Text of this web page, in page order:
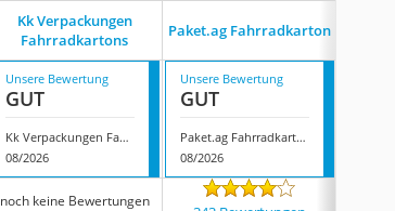
Kk Verpackungen
Fahrradkartons
Paket.ag Fahrradkarton
Unsere Bewertung
GUT
Kk Verpackungen Fahrradkartons
08/2026
Unsere Bewertung
GUT
Paket.ag Fahrradkarton
08/2026
noch keine Bewertungen